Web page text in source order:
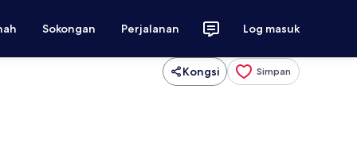
Sokongan Perjalanan Log masuk
Kongsi Simpan